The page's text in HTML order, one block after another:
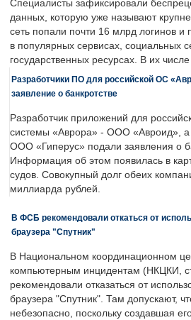
Специалисты зафиксировали
данных, которую уже называют
сеть попали почти 16 млрд логинов и
в популярных сервисах, социальных
государственных ресурсах. В их
Разработчики ПО для российской ОС
заявление о банкротстве
Разработчик приложений для
системы «Аврора» - ООО «Авроид», а
ООО «Гиперус» подали заявления о
Информация об этом появилась в
судов. Совокупный долг обеих
миллиарда рублей.
В ФСБ рекомендовали откаться от
браузера "Спутник"
В Национальном координационном
компьютерным инцидентам (НКЦКИ,
рекомендовали отказаться от
браузера "Спутник". Там допускают,
небезопасно, поскольку создавшая